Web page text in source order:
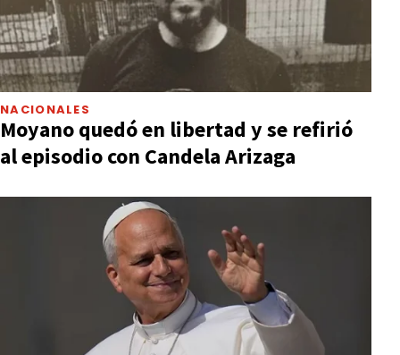
NACIONALES
Moyano quedó en libertad y se refirió
al episodio con Candela Arizaga